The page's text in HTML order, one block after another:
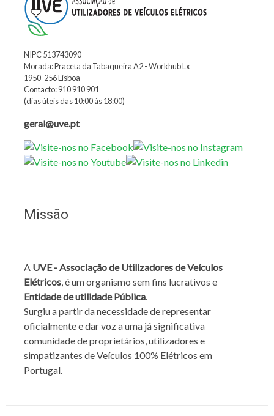
NIPC 513743090
Morada: Praceta da Tabaqueira A2 - Workhub Lx
1950-256 Lisboa
Contacto: 910 910 901
(dias úteis das 10:00 às 18:00)
geral@uve.pt
Missão
A UVE - Associação de Utilizadores de Veículos
Elétricos, é um organismo sem fins lucrativos e
Entidade de utilidade Pública.
Surgiu a partir da necessidade de representar
oficialmente e dar voz a uma já significativa
comunidade de proprietários, utilizadores e
simpatizantes de Veículos 100% Elétricos em
Portugal.